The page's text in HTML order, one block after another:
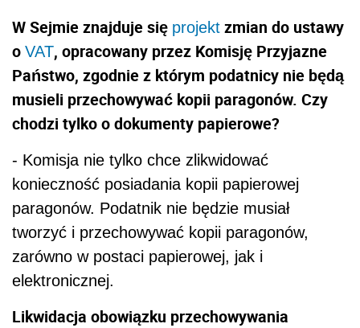
W Sejmie znajduje się projekt zmian do ustawy
o VAT, opracowany przez Komisję Przyjazne
Państwo, zgodnie z którym podatnicy nie będą
musieli przechowywać kopii paragonów. Czy
chodzi tylko o dokumenty papierowe?
- Komisja nie tylko chce zlikwidować
konieczność posiadania kopii papierowej
paragonów. Podatnik nie będzie musiał
tworzyć i przechowywać kopii paragonów,
zarówno w postaci papierowej, jak i
elektronicznej.
Likwidacja obowiązku przechowywania